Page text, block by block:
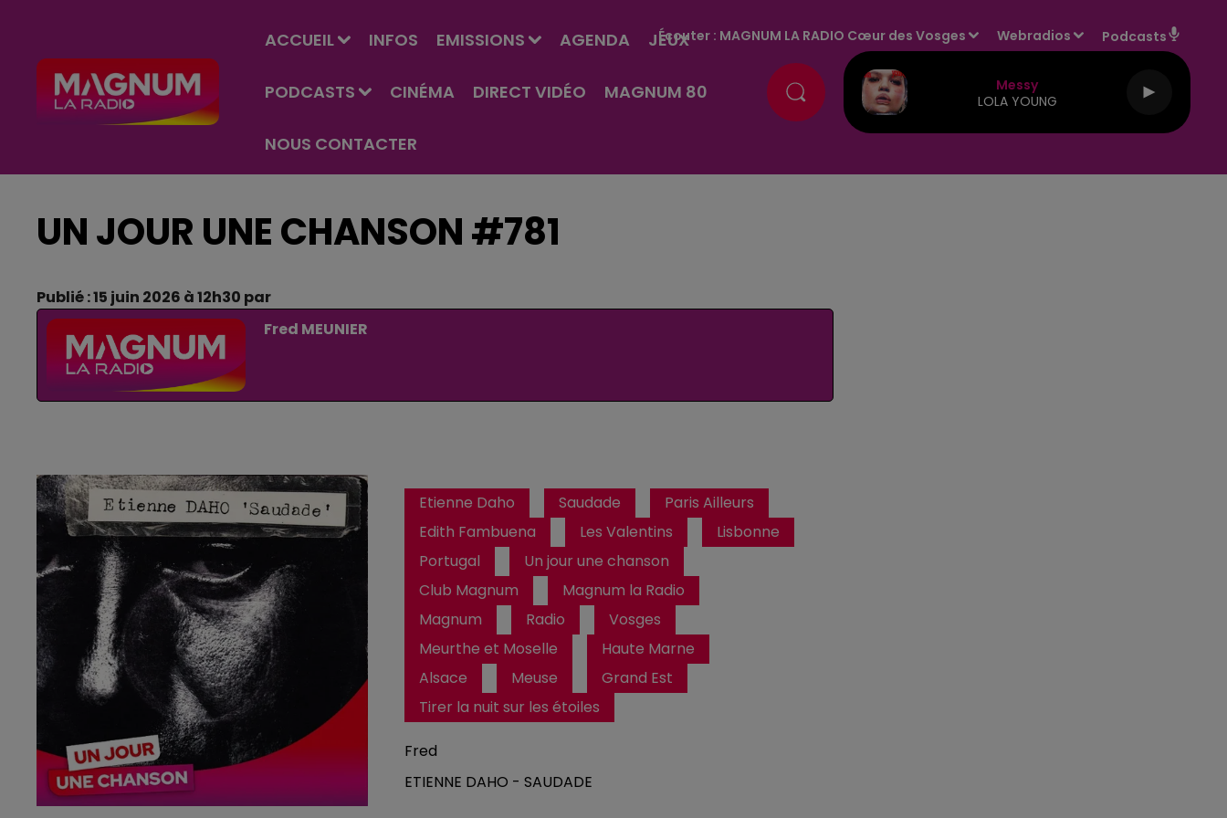
ACCUEIL INFOS EMISSIONS AGENDA JEUX
PODCASTS CINÉMA DIRECT VIDÉO MAGNUM 80
NOUS CONTACTER
Écouter : MAGNUM LA RADIO Cœur des Vosges Webradios Podcasts
Messy
LOLA YOUNG
UN JOUR UNE CHANSON #781
Publié : 15 juin 2026 à 12h30 par
Fred MEUNIER
Etienne Daho Saudade
Paris Ailleurs
Edith Fambuena
Les Valentins
Lisbonne
Portugal
Un jour une chanson
Club Magnum
Magnum la Radio
Magnum
Radio
Vosges
Meurthe et Moselle
Haute Marne
Alsace
Meuse
Grand Est
Tirer la nuit sur les étoiles
Fred
ETIENNE DAHO - SAUDADE